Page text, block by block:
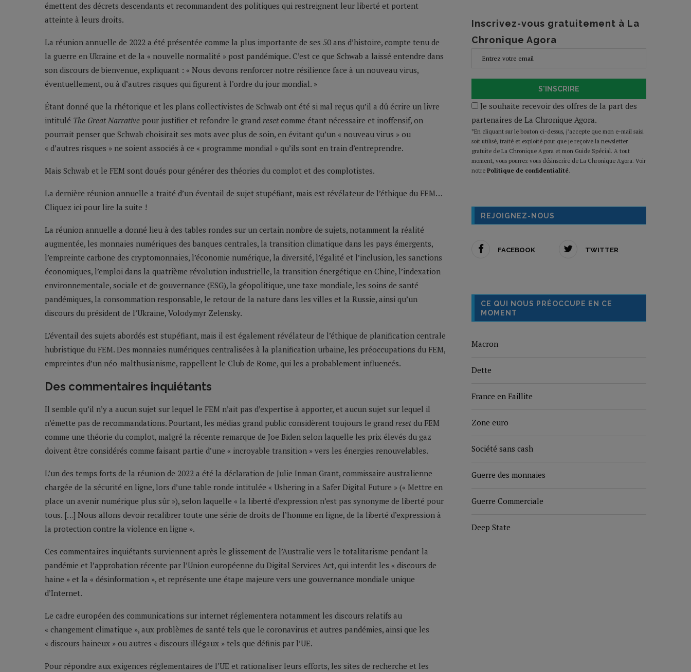
émettent des décrets descendants et recommandent des politiques qui restreignent leur liberté et portent
atteinte à leurs droits.
La réunion annuelle de 2022 a été présentée comme la plus importante de ses 50 ans d’histoire, compte tenu de
la guerre en Ukraine et de la « nouvelle normalité » post pandémique. C’est ce que Schwab a laissé entendre dans
son discours de bienvenue, expliquant : « Nous devons renforcer notre résilience face à un nouveau virus,
éventuellement, ou à d’autres risques qui figurent à l’ordre du jour mondial. »
Étant donné que la rhétorique et les plans collectivistes de Schwab ont été si mal reçus qu’il a dû écrire un livre
intitulé The Great Narrative pour justifier et refondre le grand reset comme étant nécessaire et inoffensif, on
pourrait penser que Schwab choisirait ses mots avec plus de soin, en évitant qu’un « nouveau virus » ou
« d’autres risques » ne soient associés à ce « programme mondial » qu’ils sont en train d’entreprendre.
Mais Schwab et le FEM sont doués pour générer des théories du complot et des complotistes.
La dernière réunion annuelle a traité d’un éventail de sujet stupéfiant, mais est révélateur de l’éthique du FEM…
Cliquez ici pour lire la suite !
La réunion annuelle a donné lieu à des tables rondes sur un certain nombre de sujets, notamment la réalité
augmentée, les monnaies numériques des banques centrales, la transition climatique dans les pays émergents,
l’empreinte carbone des cryptomonnaies, l’économie numérique, la diversité, l’égalité et l’inclusion, les sanctions
économiques, l’emploi dans la quatrième révolution industrielle, la transition énergétique en Chine, l’indexation
environnementale, sociale et de gouvernance (ESG), la géopolitique, une taxe mondiale, les soins de santé
pandémiques, la consommation responsable, le retour de la nature dans les villes et la Russie, ainsi qu’un
discours du président de l’Ukraine, Volodymyr Zelensky.
L’éventail des sujets abordés est stupéfiant, mais il est également révélateur de l’éthique de planification centrale
hubristique du FEM. Des monnaies numériques centralisées à la planification urbaine, les préoccupations du FEM,
empreintes d’un néo-malthusianisme, rappellent le Club de Rome, qui les a probablement influencés.
Des commentaires inquiétants
Il semble qu’il n’y a aucun sujet sur lequel le FEM n’ait pas d’expertise à apporter, et aucun sujet sur lequel il
n’émette pas de recommandations. Pourtant, les médias grand public considèrent toujours le grand reset du FEM
comme une théorie du complot, malgré la récente remarque de Joe Biden selon laquelle les prix élevés du gaz
doivent être considérés comme faisant partie d’une « incroyable transition » vers les énergies renouvelables.
L’un des temps forts de la réunion de 2022 a été la déclaration de Julie Inman Grant, commissaire australienne
chargée de la sécurité en ligne, lors d’une table ronde intitulée « Ushering in a Safer Digital Future » (« Mettre en
place un avenir numérique plus sûr »), selon laquelle « la liberté d’expression n’est pas synonyme de liberté pour
tous. […] Nous allons devoir recalibrer toute une série de droits de l’homme en ligne, de la liberté d’expression à
la protection contre la violence en ligne ».
Ces commentaires inquiétants surviennent après le glissement de l’Australie vers le totalitarisme pendant la
pandémie et l’approbation récente par l’Union européenne du Digital Services Act, qui interdit les « discours de
haine » et la « désinformation », et représente une étape majeure vers une gouvernance mondiale unique
d’Internet.
Le cadre européen des communications sur internet réglementera notamment les discours relatifs au
« changement climatique », aux problèmes de santé tels que le coronavirus et autres pandémies, ainsi que les
« discours haineux » ou autres « discours illégaux » tels que définis par l’UE.
Pour répondre aux exigences réglementaires de l’UE et rationaliser leurs efforts, les sites de recherche et les
Inscrivez-vous gratuitement à La
Chronique Agora
S'INSCRIRE
Je souhaite recevoir des offres de la part des
partenaires de La Chronique Agora.
*En cliquant sur le bouton ci-dessus, j’accepte que mon e-mail saisi
soit utilisé, traité et exploité pour que je reçoive la newsletter
gratuite de La Chronique Agora et mon Guide Spécial. A tout
moment, vous pourrez vous désinscrire de La Chronique Agora. Voir
notre Politique de confidentialité.
REJOIGNEZ-NOUS
FACEBOOK TWITTER
CE QUI NOUS PRÉOCCUPE EN CE
MOMENT
Macron
Dette
France en Faillite
Zone euro
Société sans cash
Guerre des monnaies
Guerre Commerciale
Deep State